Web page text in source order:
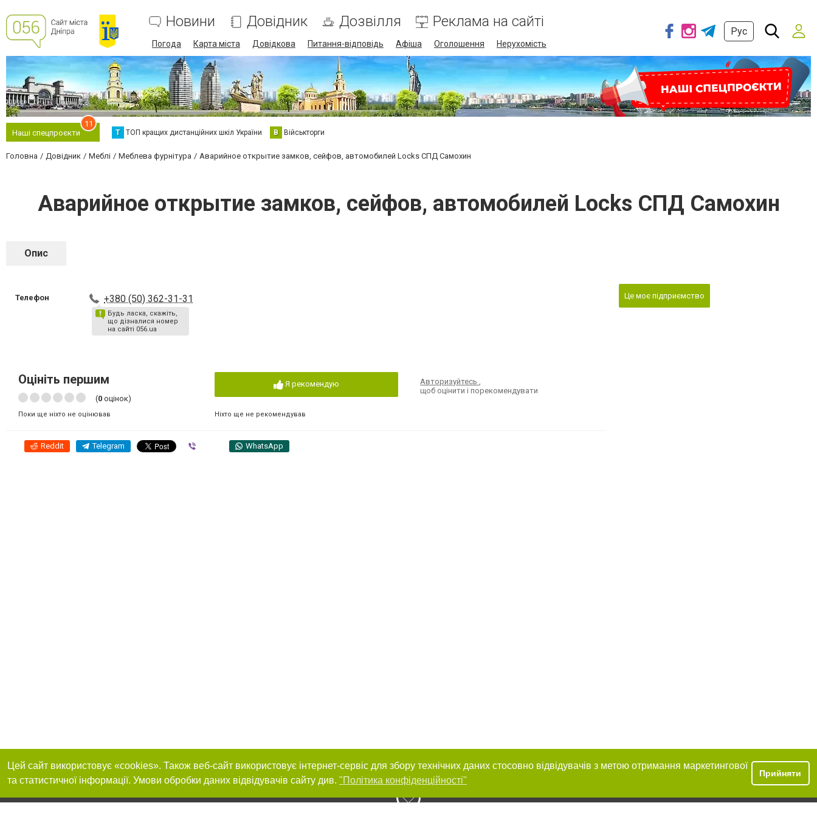
Новини Довідник Дозвілля Реклама на сайті
Погода Карта міста Довідкова Питання-відповідь Афіша Оголошення Нерухомість
Рус
Наші спецпроєкти
11
Т ТОП кращих дистанційних шкіл України В Військторги
Головна Довідник Меблі Меблева фурнітура Аварийное открытие замков, сейфов, автомобилей Locks СПД Самохин
Аварийное открытие замков, сейфов, автомобилей Locks СПД Самохин
Опис
Телефон +380 (50) 362-31-31
Будь ласка, скажіть,
що дізналися номер
на сайті 056.ua
Оцініть першим
(0 оцінок)
Поки ще ніхто не оцінював
Я рекомендую
Ніхто ще не рекомендував
Авторизуйтесь,
щоб оцінити і порекомендувати
Reddit Telegram WhatsApp
Це моє підприємство
Цей сайт використовує «cookies». Також веб-сайт використовує інтернет-сервіс для збору технічних даних стосовно відвідувачів з метою отримання маркетингової
та статистичної інформації. Умови обробки даних відвідувачів сайту див. "Політика конфіденційності"
Прийняти